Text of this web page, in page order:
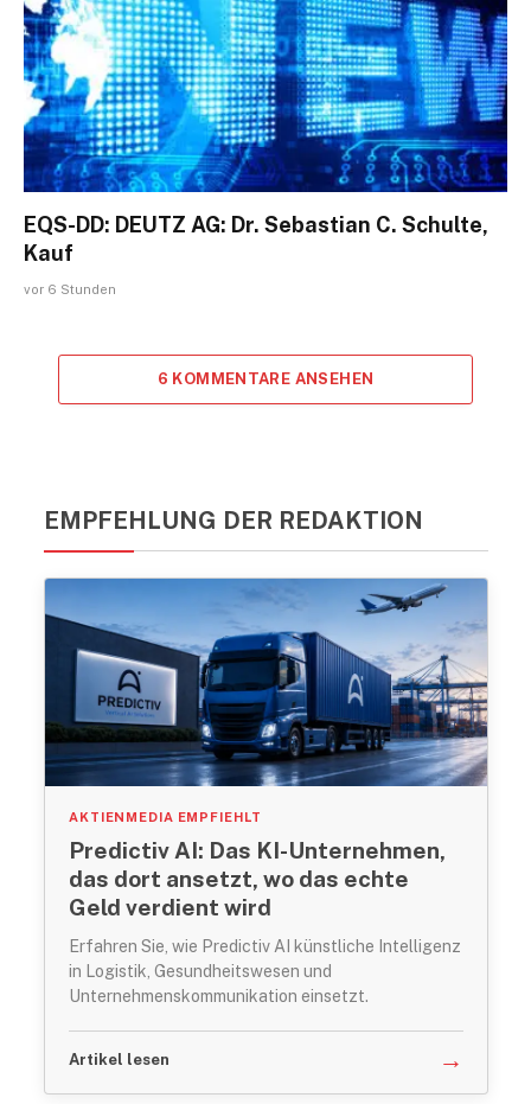
EQS-DD: DEUTZ AG: Dr. Sebastian C. Schulte,
Kauf
vor 6 Stunden
6 KOMMENTARE ANSEHEN
EMPFEHLUNG DER REDAKTION
AKTIENMEDIA EMPFIEHLT
Predictiv AI: Das KI-Unternehmen,
das dort ansetzt, wo das echte
Geld verdient wird
Erfahren Sie, wie Predictiv AI künstliche Intelligenz
in Logistik, Gesundheitswesen und
Unternehmenskommunikation einsetzt.
Artikel lesen →